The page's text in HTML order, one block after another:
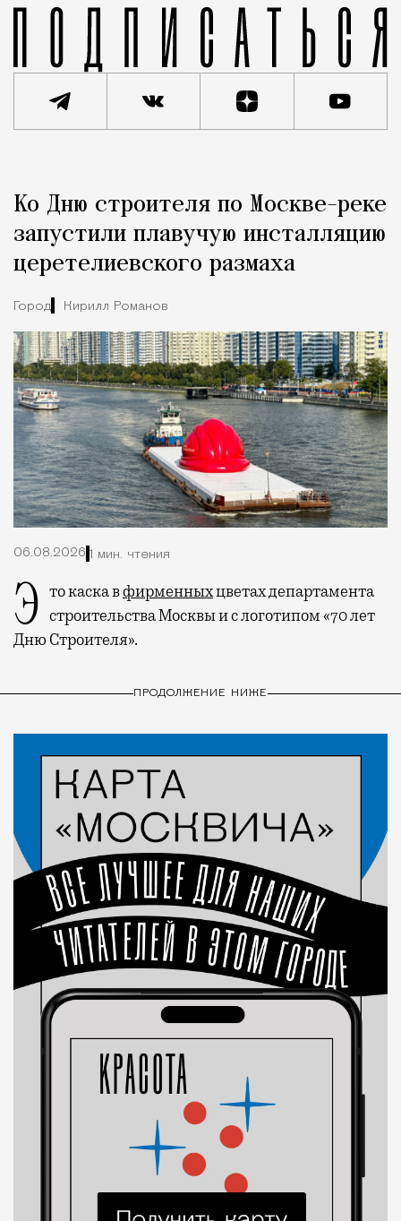
Город
Ко Дню строителя по Москве-реке
запустили плавучую инсталляцию
церетелиевского размаха
Город Кирилл Романов
06.08.2026 1 мин. чтения
Это каска вфирменныхцветах департамента
строительства Москвы и с логотипом «70 лет
Дню Строителя».
ПРОДОЛЖЕНИЕ НИЖЕ